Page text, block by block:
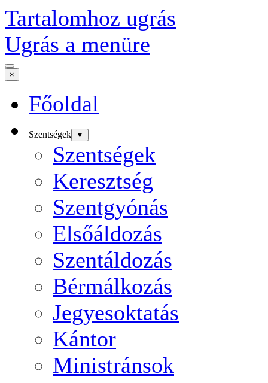
Tartalomhoz ugrás
Ugrás a menüre
×
Főoldal
Szentségek ▼
Szentségek
Keresztség
Szentgyónás
Elsőáldozás
Szentáldozás
Bérmálkozás
Jegyesoktatás
Kántor
Ministránsok